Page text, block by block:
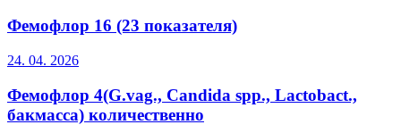
Фемофлор 16 (23 показателя)
24. 04. 2026
Фемофлор 4(G.vag., Candida spp., Lactobact.,
бакмасса) количественно